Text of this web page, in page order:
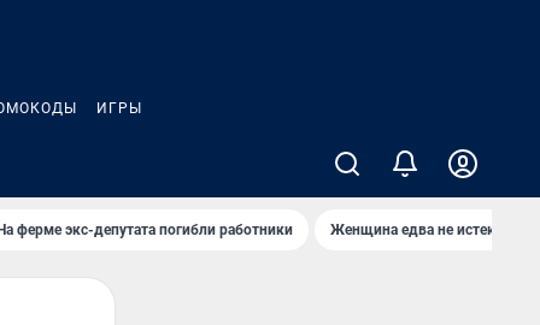
ИГРЫ
ферме экс-депутата погибли работники Женщина едва не истекла